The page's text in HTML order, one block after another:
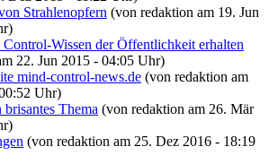
Strahlenopfern (von redaktion am 19. Jun
Wissen der Öffentlichkeit erhalten
22. Jun 2015 - 04:05 Uhr)
mind-control-news.de (von redaktion am
Uhr)
Thema (von redaktion am 26. Mär
(von redaktion am 25. Dez 2016 - 18:19